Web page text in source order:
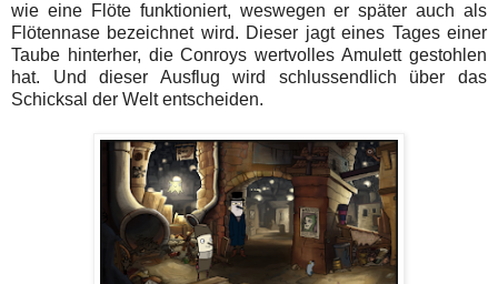
wie eine Flöte funktioniert, weswegen er später auch als
Flötennase bezeichnet wird. Dieser jagt eines Tages einer
Taube hinterher, die Conroys wertvolles Amulett gestohlen
hat. Und dieser Ausflug wird schlussendlich über das
Schicksal der Welt entscheiden.